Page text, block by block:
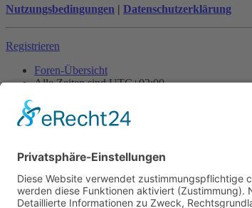
Nutzungsbedingungen | Datenschutzerklärung
Registrieren
Foren-Übersicht
Alle Zeiten sindUTC+02:00
Powered byphpBB® Forum Software © phpBB
Datenschutz |Nutzungsbedingungen